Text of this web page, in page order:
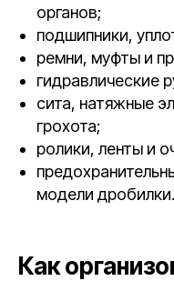
органов;
подшипники,
ремни, муфты и
гидравлические
сита, натяжные
грохота;
ролики, ленты и
модели дробилки.
Как